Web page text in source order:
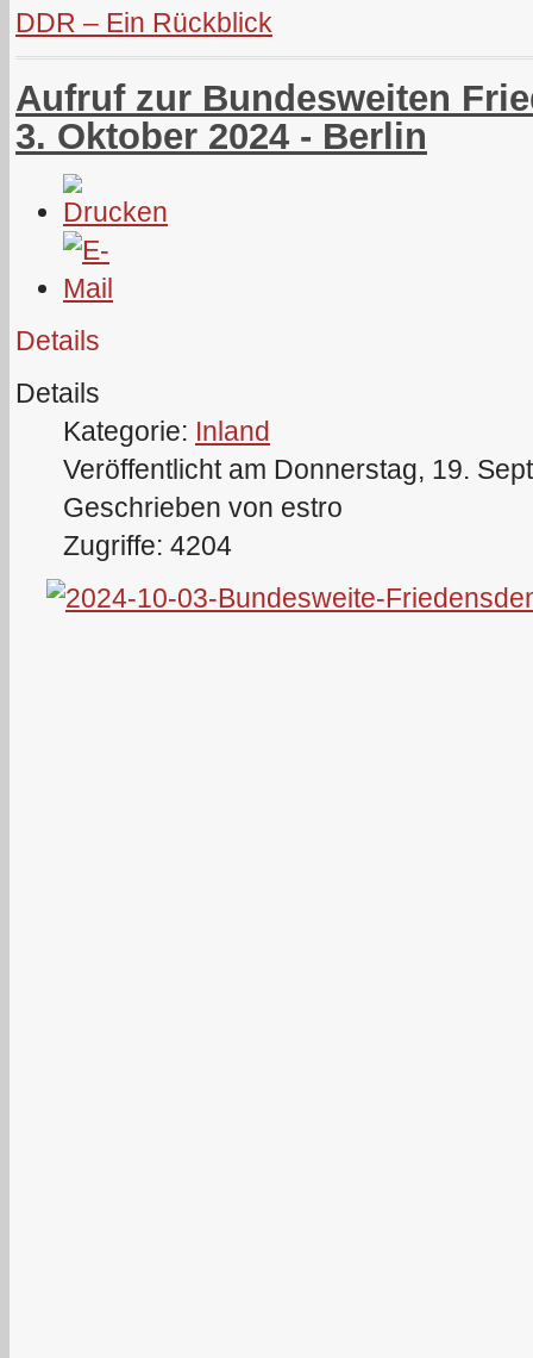
DDR – Ein Rückblick
Aufruf zur Bundesweiten
3. Oktober 2024 - Berlin
Details
Details
Kategorie: Inland
Veröffentlicht am Donnerstag, 19.
Geschrieben von estro
Zugriffe: 4204